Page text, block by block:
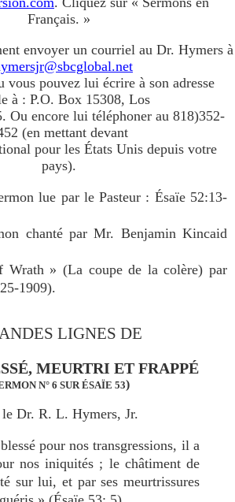
Français. »
envoyer un courriel au Dr. Hymers à
pouvez lui écrire à son adresse
à : P.O. Box 15308, Los
Ou encore lui téléphoner au 818)352-
(en mettant devant
pour les États Unis depuis votre
pays).
lue par le Pasteur : Ésaïe 52:13-
chanté par Mr. Benjamin Kincaid
» (La coupe de la colère) par
1909).
LIGNES DE
MEURTRI ET FRAPPÉ
N° 6 SUR ÉSAÏE 53)
le Dr. R. L. Hymers, Jr.
pour nos transgressions, il a
nos iniquités ; le châtiment de
sur lui, et par ses meurtrissures